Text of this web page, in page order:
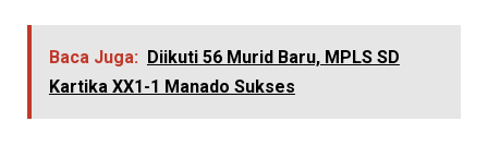
Baca Juga:
Diikuti 56 Murid Baru, MPLS SD
Kartika XX1-1 Manado Sukses